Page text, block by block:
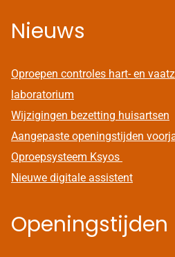
Nieuws
Oproepen controles hart- en
laboratorium
Wijzigingen bezetting huisartsen
Aangepaste openingstijden
Oproepsysteem Ksyos
Nieuwe digitale assistent
Openingstijden